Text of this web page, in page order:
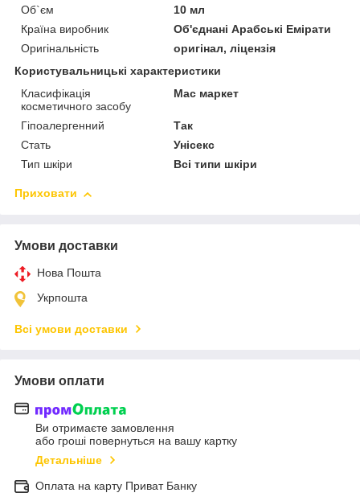
Об`єм
10 мл
Країна виробник
Об'єднані Арабські Емірати
Оригінальність
оригінал, ліцензія
Користувальницькі характеристики
Класифікація
косметичного засобу
Мас маркет
Гіпоалергенний
Так
Стать
Унісекс
Тип шкіри
Всі типи шкіри
Приховати
Умови доставки
Нова Пошта
Укрпошта
Всі умови доставки
Умови оплати
Ви отримаєте замовлення
або гроші повернуться на вашу картку
Детальніше
Оплата на карту Приват Банку